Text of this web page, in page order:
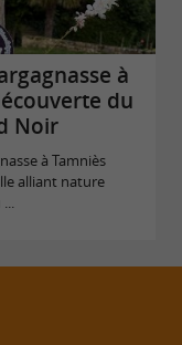
à
du
Noir
à Tamniès
alliant nature